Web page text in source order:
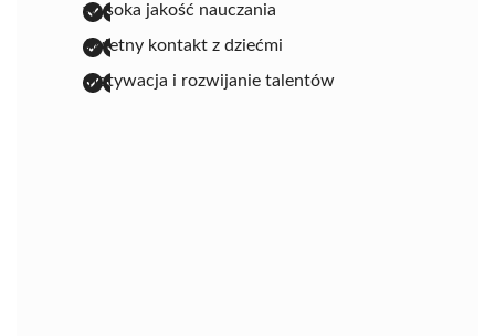
wysoka jakość nauczania
świetny kontakt z dziećmi
motywacja i rozwijanie talentów